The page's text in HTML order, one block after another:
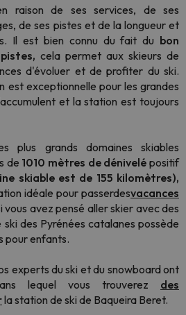
raison de ses services, de ses
de ses pistes et de la longueur et
Il est bien connu du fait du bon
cela permet aux skieurs de
d'évoluer et de profiter du ski.
est exceptionnelle pour les grandes
et la station est toujours
plus grands domaines skiables
de 1010 mètres de dénivelé positif
skiable est de 155 kilomètres),
idéale pour passerdesvacances
vous avez pensé aller skier avec des
des Pyrénées catalanes possède
pour enfants.
experts du ski et du snowboard ont
lequel vous trouverez des
la station de ski de Baqueira Beret.